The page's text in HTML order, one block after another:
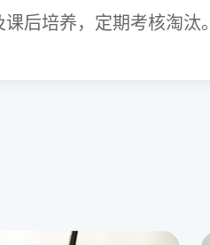
后培养，定期考核淘汰。